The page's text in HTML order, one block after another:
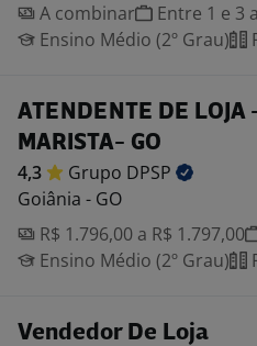
A combinar
Entre 1 e 3
Ensino Médio (2º Grau)
ATENDENTE DE LOJA
MARISTA- GO
4,3 Grupo DPSP
Goiânia - GO
R$ 1.796,00 a R$ 1.797,00
Ensino Médio (2º Grau)
Vendedor De Loja